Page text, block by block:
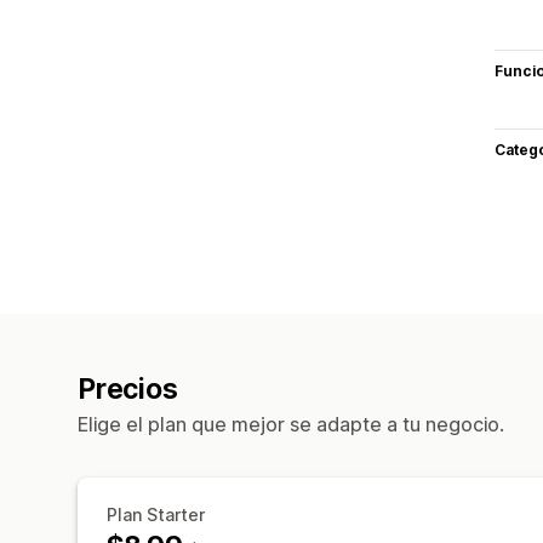
Precios
Elige el plan que mejor se adapte a tu negocio.
Plan Starter